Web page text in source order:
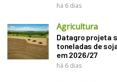
há 6 dias
Agricultura
Datagro projeta
toneladas de
em 2026/27
há 6 dias